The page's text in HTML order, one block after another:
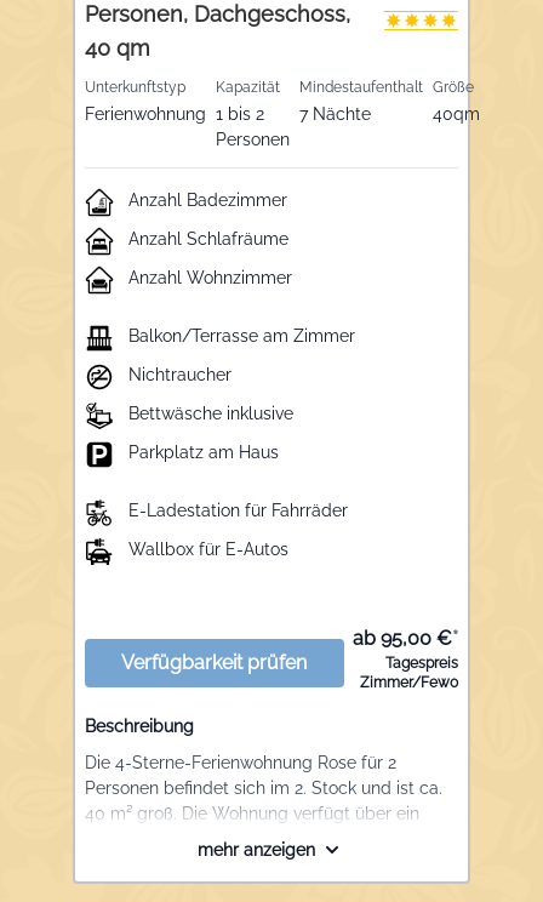
Personen, Dachgeschoss,
40 qm
Unterkunftstyp
Ferienwohnung
Kapazität
1 bis 2
Personen
Mindestaufenthalt
7 Nächte
Größe
40qm
Anzahl Badezimmer
Anzahl Schlafräume
Anzahl Wohnzimmer
Balkon/Terrasse am Zimmer
Nichtraucher
Bettwäsche inklusive
Parkplatz am Haus
E-Ladestation für Fahrräder
Wallbox für E-Autos
Verfügbarkeit prüfen
ab 95,00 €*
Tagespreis
Zimmer/Fewo
Beschreibung
Die 4-Sterne-Ferienwohnung Rose für 2
Personen befindet sich im 2. Stock und ist ca.
40 m² groß. Die Wohnung verfügt über ein
Schlafzimmer mit Doppelbett, Schrank und
Tresor, ein Wohnzimmer mit gemütlicher
Sitzecke und LCD-TV, eine komplett
mehr anzeigen